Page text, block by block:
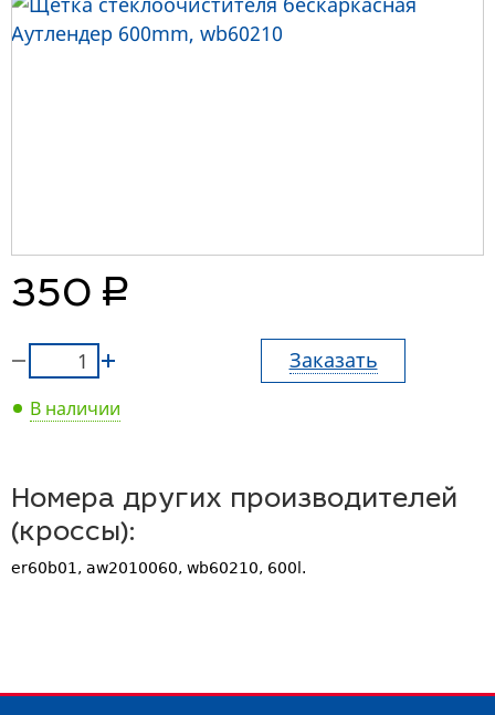
350 руб.
Заказать
В наличии
Номера других производителей
(кроссы):
er60b01, aw2010060, wb60210, 600l.